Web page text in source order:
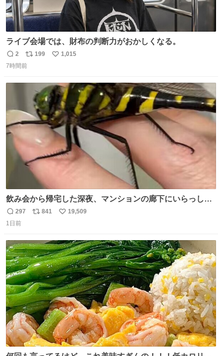
ライブ会場では、財布の判断力がおかしくなる。
返
信
2
リ
ポ
199
い
数
1,015
7時間前
飲み会から帰宅した深夜、マンションの廊下にいらっしゃ
ったオニヤンマ様 まさかこんな都会でお会いできるなんて
思っておらず大興奮しております かっこよすぎる 指を差し
たが、飛ばないということは弱っていらっしゃるのでしょ
うか…素敵すぎる
返
信
297
リ
ト
数
841
い
数
19,509
1日前